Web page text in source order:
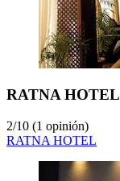
RATNA HOTEL
2/10 (1 opinión)
RATNA HOTEL